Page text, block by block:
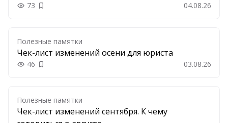
73 Добавить в закладки 04.08.26
Полезные памятки
Чек-лист изменений осени для юриста
46 Добавить в закладки 03.08.26
Полезные памятки
Чек-лист изменений сентября. К чему